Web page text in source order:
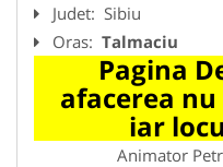
Judet: Sibiu
Oras: Talmaciu
Pagina
afacerea
iar
Animator